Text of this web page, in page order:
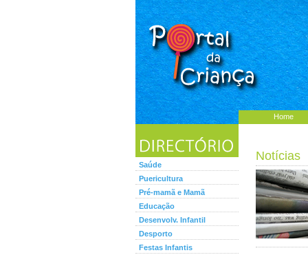
Home
Saúde
Puericultura
Pré-mamã e Mamã
Educação
Desenvolv. Infantil
Desporto
Festas Infantis
Notícias